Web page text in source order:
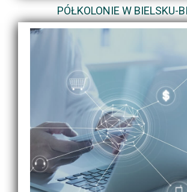
PÓŁKOLONIE W BIELSKU-